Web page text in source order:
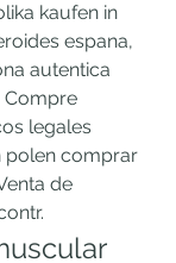
kaufen in
espana,
autentica
Compre
legales
polen comprar
de